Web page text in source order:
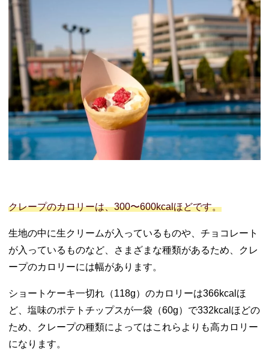
04. ディッパーダ
ンのクレープの
カロリーは？
− デザート
クレープの
カロリー
− アイスク
レープのカ
ロリー
− 総菜・サ
05. サーティーワ
ロリーランキン
グ
06. カロリーの低
び方
− 生クリー
ムよりカス
ーム
クレープのカロリーは、300〜600kcalほどです。
生地の中に生クリームが入っているものや、チョコレート
が入っているものなど、さまざまな種類があるため、クレ
ープのカロリーには幅があります。
ショートケーキ一切れ（118g）のカロリーは366kcalほ
ど、塩味のポテトチップスが一袋（60g）で332kcalほどの
ため、クレープの種類によってはこれらよりも高カロリー
になります。